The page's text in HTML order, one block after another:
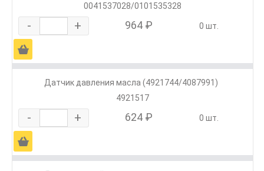
0041537028/0101535328
- + 964 ₽ 0 шт.
Ä
Датчик давления масла (4921744/4087991)
4921517
- + 624 ₽ 0 шт.
Ä